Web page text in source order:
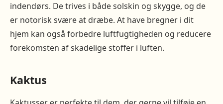
indendørs. De trives i både solskin og skygge, og de
er notorisk svære at dræbe. At have bregner i dit
hjem kan også forbedre luftfugtigheden og reducere
forekomsten af ​​skadelige stoffer i luften.
Kaktus